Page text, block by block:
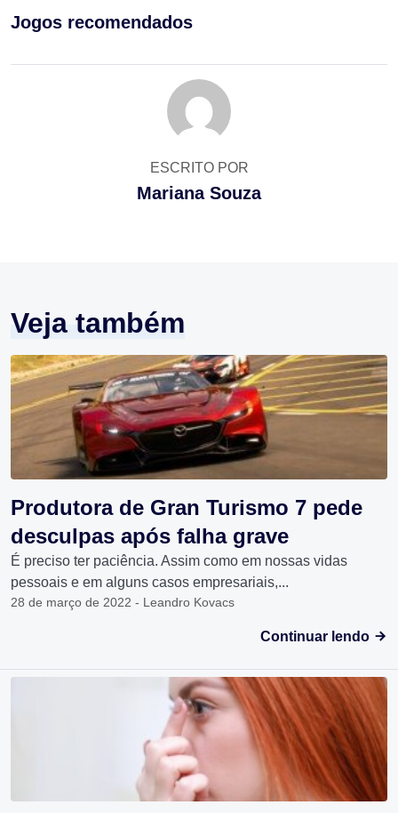
Jogos recomendados
ESCRITO POR
Mariana Souza
Veja também
Produtora de Gran Turismo 7 pede
desculpas após falha grave
É preciso ter paciência. Assim como em nossas vidas
pessoais e em alguns casos empresariais,...
28 de março de 2022 - Leandro Kovacs
Continuar lendo